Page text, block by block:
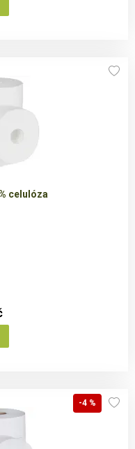
celulóza
-4 %